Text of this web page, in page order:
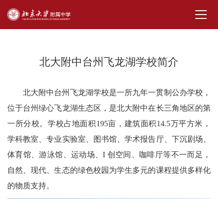
北大附中台州飞龙湖学校简介
北大附中台州飞龙湖学校是一所九年一贯制公办学校，
位于台州绿心飞龙湖生态区，是北大附中在长三角地区的第
一所分校。学校占地面积195亩，建筑面积14.5万平方米，
学科教室、专业实验室、图书馆、学术报告厅、下沉剧场、
体育馆、游泳馆、运动场、I 创空间、咖啡厅等不一而足，
自然、现代、生态的绿色校园为学生多元的课程提供多样化
的物质支持。